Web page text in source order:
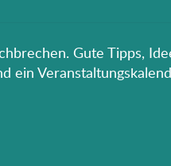
Gute Tipps,
ein